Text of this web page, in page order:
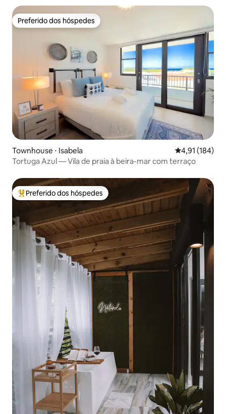
Preferido dos hóspedes
Preferido dos hóspedes
Townhouse ⋅ Isabela 4,91 de uma
4,91 (184)
Tortuga Azul — Vila de praia à beira-mar com terraço
Entre os melhores preferidos dos hóspedes
Preferido dos hóspedes